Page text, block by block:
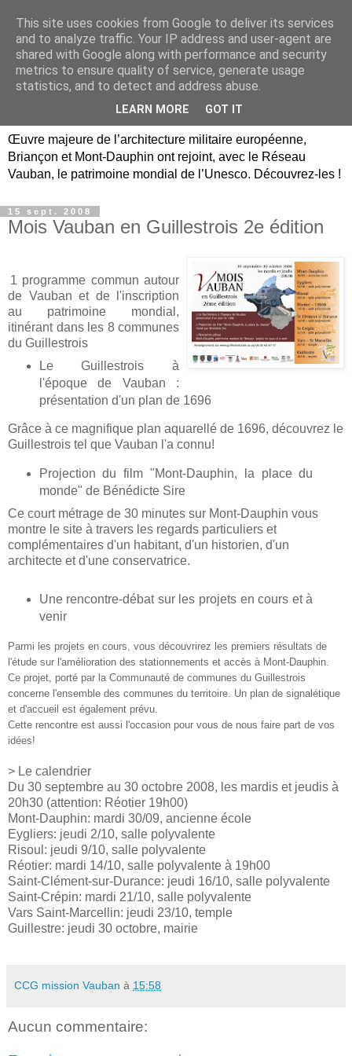
Briançon, Mont-Dauphin,
Vauban Unesco Hautes-
Œuvre majeure de l’architecture militaire européenne,
Briançon et Mont-Dauphin ont rejoint, avec le Réseau
Vauban, le patrimoine mondial de l’Unesco. Découvrez-les !
15 sept. 2008
Mois Vauban en Guillestrois 2e édition
1 programme commun autour
de Vauban et de l'inscription
au patrimoine mondial,
itinérant dans les 8 communes
du Guillestrois
Le Guillestrois à
l'époque de Vauban :
présentation d'un plan de 1696
Grâce à ce magnifique plan aquarellé de 1696, découvrez le
Guillestrois tel que Vauban l'a connu!
Projection du film "Mont-Dauphin, la place du
monde" de Bénédicte Sire
Ce court métrage de 30 minutes sur Mont-Dauphin vous
montre le site à travers les regards particuliers et
complémentaires d'un habitant, d'un historien, d'un
architecte et d'une conservatrice.
Une rencontre-débat sur les projets en cours et à
venir
Parmi les projets en cours, vous découvrirez les premiers résultats de
l'étude sur l'amélioration des stationnements et accès à Mont-Dauphin.
Ce projet, porté par la Communauté de communes du Guillestrois
concerne l'ensemble des communes du territoire. Un plan de signalétique
et d'accueil est également prévu.
Cette rencontre est aussi l'occasion pour vous de nous faire part de vos
idées!
> Le calendrier
Du 30 septembre au 30 octobre 2008, les mardis et jeudis à
20h30 (attention: Réotier 19h00)
Mont-Dauphin: mardi 30/09, ancienne école
Eygliers: jeudi 2/10, salle polyvalente
Risoul: jeudi 9/10, salle polyvalente
Réotier: mardi 14/10, salle polyvalente à 19h00
Saint-Clément-sur-Durance: jeudi 16/10, salle polyvalente
Saint-Crépin: mardi 21/10, salle polyvalente
Vars Saint-Marcellin: jeudi 23/10, temple
Guillestre: jeudi 30 octobre, mairie
CCG mission Vauban à 15:58
Aucun commentaire:
This site uses cookies from Google to deliver its services
and to analyze traffic. Your IP address and user-agent are
shared with Google along with performance and security
metrics to ensure quality of service, generate usage
statistics, and to detect and address abuse.
LEARN MORE GOT IT